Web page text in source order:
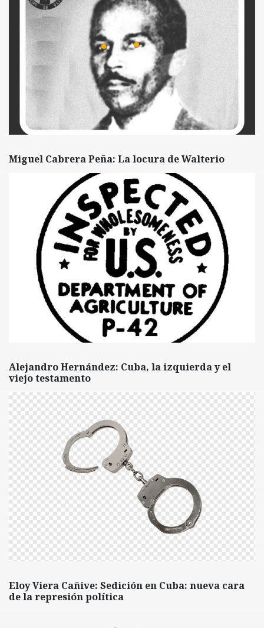
Miguel Cabrera Peña: La locura de Walterio
Alejandro Hernández: Cuba, la izquierda y el
viejo testamento
Eloy Viera Cañive: Sedición en Cuba: nueva cara
de la represión política